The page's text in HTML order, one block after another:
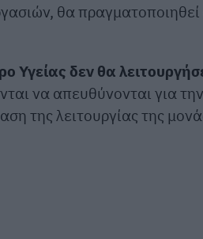
θα
Υγείας δεν θα
να απευθύνονται για
της λειτουργίας της